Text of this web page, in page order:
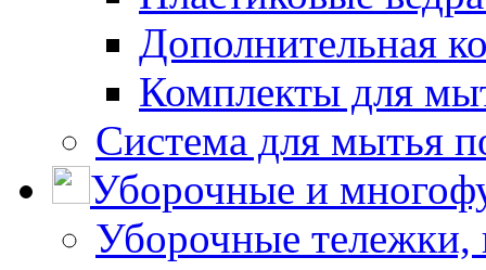
Дополнительная
Комплекты для
Система для мытья
Уборочные и
Уборочные тележки,